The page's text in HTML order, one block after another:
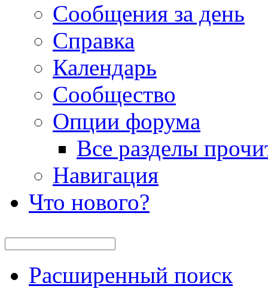
Сообщения за день
Справка
Календарь
Сообщество
Опции форума
Все разделы
Навигация
Что нового?
Расширенный поиск